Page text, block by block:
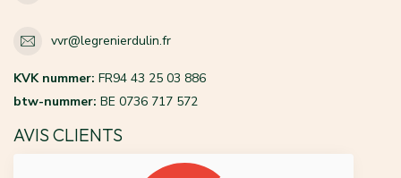
vvr@legrenierdulin.fr
KVK nummer: FR94 43 25 03 886
btw-nummer: BE 0736 717 572
AVIS CLIENTS